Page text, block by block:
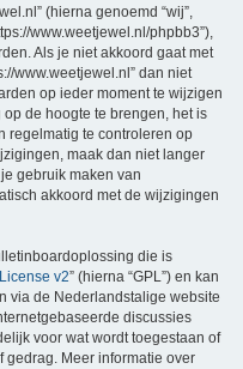
(hierna genoemd “wij”,
www.weetjewel.nl/phpbb3”),
Als je niet akkoord gaat met
www.weetjewel.nl” dan niet
op ieder moment te wijzigen
de hoogte te brengen, het is
regelmatig te controleren op
maak dan niet langer
gebruik maken van
akkoord met de wijzigingen
die is
v2” (hierna “GPL”) en kan
via de Nederlandstalige website
discussies
voor wat wordt toegestaan of
Meer informatie over